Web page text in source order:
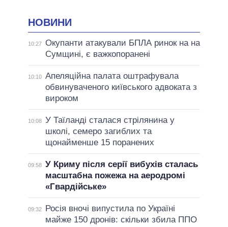
НОВИНИ
10:27 Окупанти атакували БПЛА ринок на на
Сумщині, є важкопоранені
10:10 Апеляційна палата оштрафувала
обвинуваченого київського адвоката з
вироком
10:08 У Таїланді сталася стрілянина у
школі, семеро загиблих та
щонайменше 15 поранених
09:58 У Криму після серії вибухів сталась
масштабна пожежа на аеродромі
«Гвардійське»
09:32
Росія вночі випустила по Україні
майже 150 дронів: скільки збила ППО